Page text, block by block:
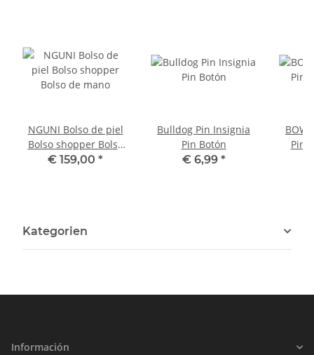
NGUNI Bolso de piel
Bolso shopper Bolso
de mano
€ 159,00 *
Bulldog Pin Insignia
Pin Botón
€ 6,99 *
Pin
Kategorien
Información